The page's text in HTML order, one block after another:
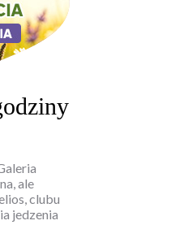
ale
clubu
jedzenia